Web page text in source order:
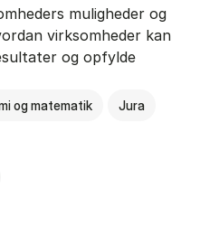
muligheder og
virksomheder kan
og opfylde
og matematik Jura
- erhvervs­økonomi og